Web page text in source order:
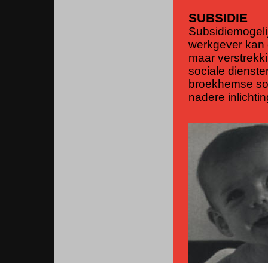
SUBSIDIE
werkgever
maar
sociale
broekhemse
nadere